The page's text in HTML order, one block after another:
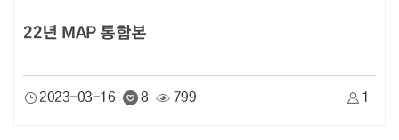
22년 MAP 통합본
2023-03-16 1
8 799